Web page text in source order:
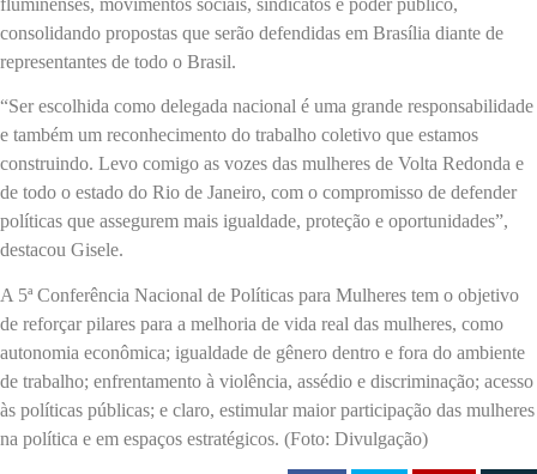
consolidando propostas que serão defendidas em Brasília diante de
representantes de todo o Brasil.
“Ser escolhida como delegada nacional é uma grande responsabilidade
e também um reconhecimento do trabalho coletivo que estamos
construindo. Levo comigo as vozes das mulheres de Volta Redonda e
de todo o estado do Rio de Janeiro, com o compromisso de defender
políticas que assegurem mais igualdade, proteção e oportunidades”,
destacou Gisele.
A 5ª Conferência Nacional de Políticas para Mulheres tem o objetivo
de reforçar pilares para a melhoria de vida real das mulheres, como
autonomia econômica; igualdade de gênero dentro e fora do ambiente
de trabalho; enfrentamento à violência, assédio e discriminação; acesso
às políticas públicas; e claro, estimular maior participação das mulheres
na política e em espaços estratégicos. (Foto: Divulgação)